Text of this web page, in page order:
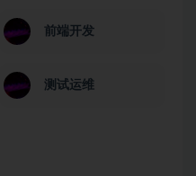
前端开发
测试运维